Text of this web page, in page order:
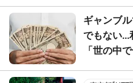
ギャンブ
でもない...
「世の中